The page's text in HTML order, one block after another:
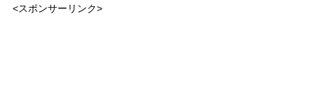
<スポンサーリンク>